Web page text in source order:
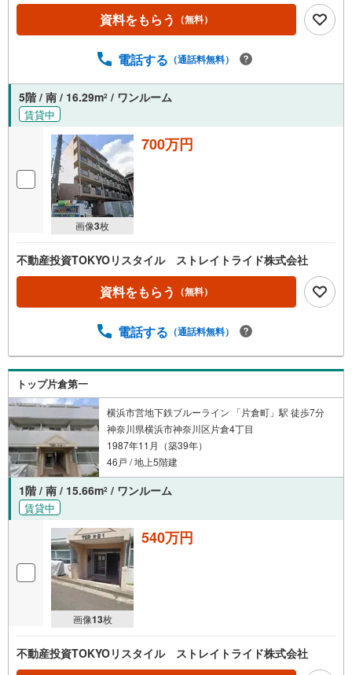
資料をもらう （無料）
電話する （通話料無料）
5階 / 南 / 16.29m2 / ワンルーム
賃貸中
画像3枚
700万円
不動産投資TOKYOリスタイル ストレイトライド株式会社
資料をもらう （無料）
電話する （通話料無料）
トップ片倉第一
横浜市営地下鉄ブルーライン 「片倉町」駅 徒歩7分
神奈川県横浜市神奈川区片倉4丁目
1987年11月（築39年）
46戸 / 地上5階建
1階 / 南 / 15.66m2 / ワンルーム
賃貸中
画像13枚
540万円
不動産投資TOKYOリスタイル ストレイトライド株式会社